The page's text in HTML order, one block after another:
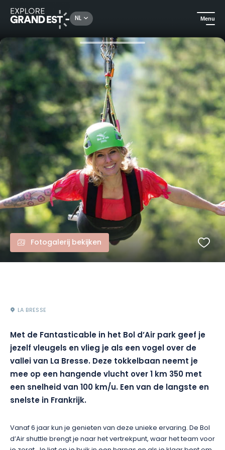
NL Menu
Kijk je ogen uit in de Grand Est Vlieg over de vallei van La Bresse met Fantasticable
Fotogalerij bekijken
LA BRESSE
Met de Fantasticable in het Bol d’Air park geef je
jezelf vleugels en vlieg je als een vogel over de
vallei van La Bresse. Deze tokkelbaan neemt je
mee op een hangende vlucht over 1 km 350 met
een snelheid van 100 km/u. Een van de langste en
snelste in Frankrijk.
Vanaf 6 jaar kun je genieten van deze unieke ervaring. De Bol
d’Air shuttle brengt je naar het vertrekpunt, waar het team voor